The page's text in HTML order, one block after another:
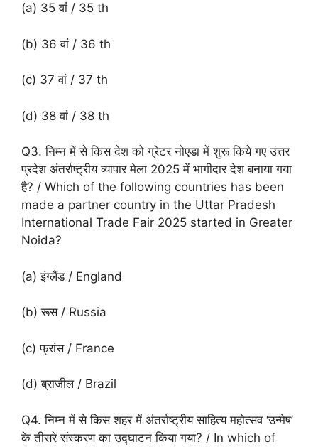
(a) 35 वां / 35 th
(b) 36 वां / 36 th
(c) 37 वां / 37 th
(d) 38 वां / 38 th
Q3. निम्न में से किस देश को ग्रेटर नोएडा में शुरू किये गए उत्तर
प्रदेश अंतर्राष्ट्रीय व्यापार मेला 2025 में भागीदार देश बनाया गया
है? / Which of the following countries has been
made a partner country in the Uttar Pradesh
International Trade Fair 2025 started in Greater
Noida?
(a) इंग्लैंड / England
(b) रूस / Russia
(c) फ्रांस / France
(d) ब्राजील / Brazil
Q4. निम्न में से किस शहर में अंतर्राष्ट्रीय साहित्य महोत्सव ‘उन्मेष’
के तीसरे संस्करण का उद्घाटन किया गया? / In which of